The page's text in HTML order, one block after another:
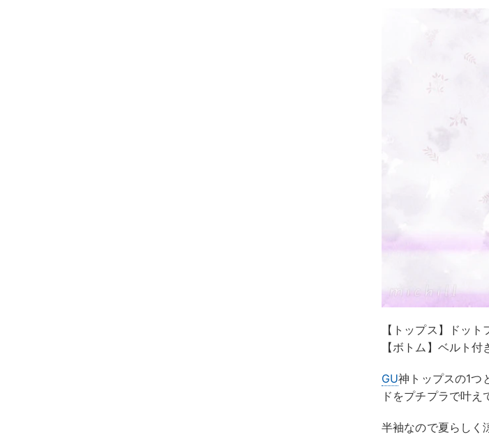
【トップス】ドッ
【ボトム】ベルト
GU神トップスの1つ
ドをプチプラで叶え
半袖なので夏らしく